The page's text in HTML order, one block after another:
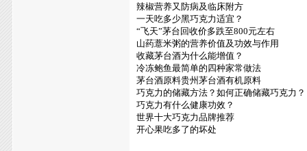
辣椒营养又防病及临床附方
一天吃多少黑巧克力适宜？
“飞天”茅台回收价多跌至800元左右
山药薏米粥的营养价值及功效与作用
收藏茅台酒为什么能增值？
冷冻鲍鱼最简单的四种家常做法
茅台酒原料贵州茅台酒有机原料
巧克力的储藏方法？如何正确储藏巧克力？
巧克力有什么健康功效？
世界十大巧克力品牌推荐
开心果吃多了的坏处